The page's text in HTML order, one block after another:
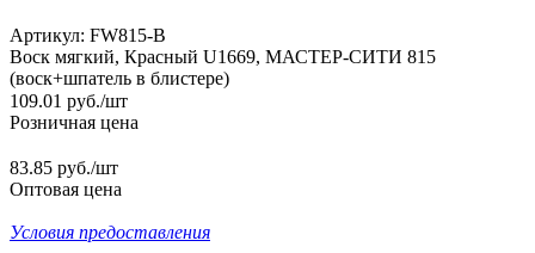
Артикул: FW815-B
Воск мягкий, Красный U1669, МАСТЕР-СИТИ 815
(воск+шпатель в блистере)
109.01 руб./шт
Розничная цена
83.85 руб./шт
Оптовая цена
Условия предоставления